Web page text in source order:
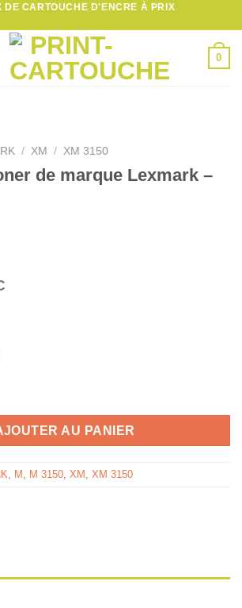
DE CARTOUCHE D'ENCRE À PRIX
0
/ XM / XM 3150
de marque Lexmark –
- toner de marque Lexmark - noir
AU PANIER
, M , M 3150, XM , XM 3150